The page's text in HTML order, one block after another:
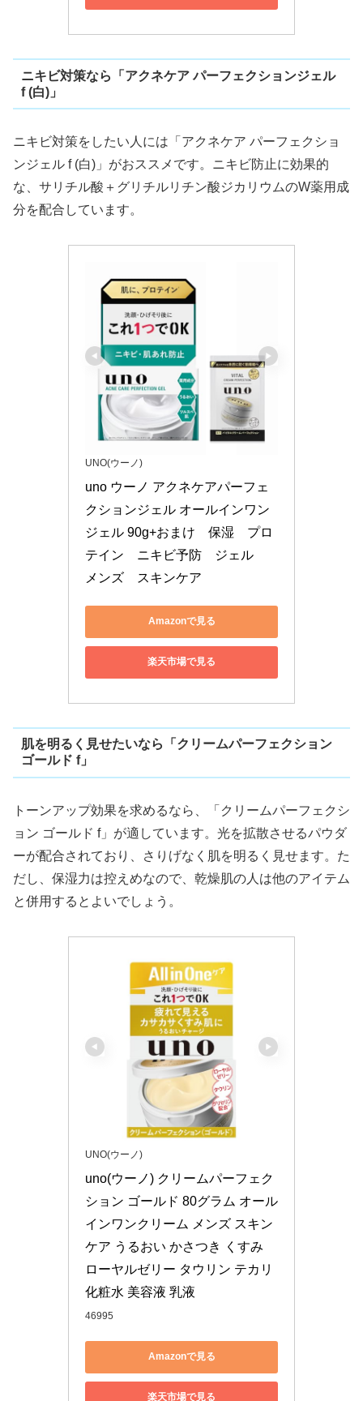
ニキビ対策なら「アクネケア パーフェクションジェル
f (白)」
ニキビ対策をしたい人には「アクネケア パーフェクショ
ンジェル f (白)」がおススメです。ニキビ防止に効果的
な、サリチル酸＋グリチルリチン酸ジカリウムのW薬用成
分を配合しています。
UNO(ウーノ)
uno ウーノ アクネケアパーフェ
クションジェル オールインワン
ジェル 90g+おまけ　保湿　プロ
テイン　ニキビ予防　ジェル
メンズ　スキンケア
Amazonで見る
楽天市場で見る
肌を明るく見せたいなら「クリームパーフェクション
ゴールド f」
トーンアップ効果を求めるなら、「クリームパーフェクシ
ョン ゴールド f」が適しています。光を拡散させるパウダ
ーが配合されており、さりげなく肌を明るく見せます。た
だし、保湿力は控えめなので、乾燥肌の人は他のアイテム
と併用するとよいでしょう。
UNO(ウーノ)
uno(ウーノ) クリームパーフェク
ション ゴールド 80グラム オール
インワンクリーム メンズ スキン
ケア うるおい かさつき くすみ
ローヤルゼリー タウリン テカリ
化粧水 美容液 乳液
46995
Amazonで見る
楽天市場で見る